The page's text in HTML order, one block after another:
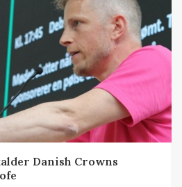
Danish Crowns